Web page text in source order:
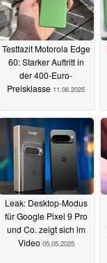
Testfazit Motorola Edge
60: Starker Auftritt in
der 400-Euro-
Preisklasse 11.06.2025
Leak: Desktop-Modus
für Google Pixel 9 Pro
und Co. zeigt sich im
Video 05.05.2025